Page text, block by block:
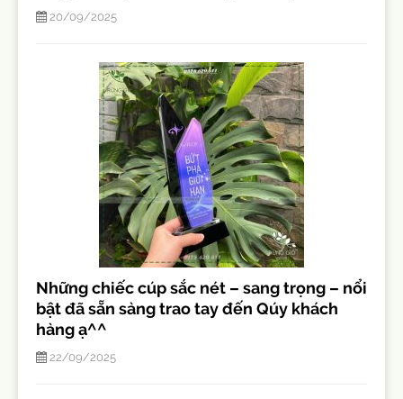
20/09/2025
Những chiếc cúp sắc nét – sang trọng – nổi
bật đã sẵn sàng trao tay đến Qúy khách
hàng ạ^^
22/09/2025